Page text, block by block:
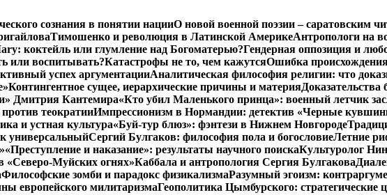
сознания в понятии нацииО новой военной поэзии – саратовским
Тимошенко и революция в Латинской АмерикеАнтропологи на
коктейль или глумление над Богоматерью?Гендерная оппозиция и
или воспитывать?Катастрофы не то, чем кажутсяОшибка
успех аргументацииАналитическая философия религии: что
Контингентное сущее, иерархические причины и материя
Дмитрия Кантемира«Кто убил Маленького принца»: военный летчик
теократииИмпрессионизм в Нормандии: детектив «Черные
и устная культура«Буй-тур блюз»: фэнтези в Нижнем Новгороде
универсальныйСергий Булгаков: философия пола и богословиеЛетние
«Преступление и наказание»: результаты научного поискаКультуролог
«Северо-Муйских огнях»Каббала и антропология Сергия Булгакова
Философские зомби и парадокс физикализмаРазумный эгоизм:
европейского милитаризмаГеополитика Цымбурского: стратегические